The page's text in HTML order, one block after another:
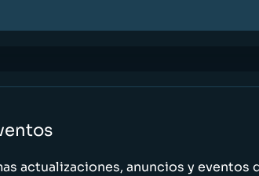
actualizaciones, anuncios y eventos